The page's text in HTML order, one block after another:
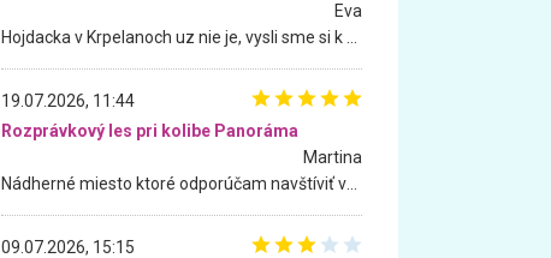
Eva
19.07.2026, 11:44
Rozprávkový les pri kolibe Panoráma
Martina
09.07.2026, 15:15